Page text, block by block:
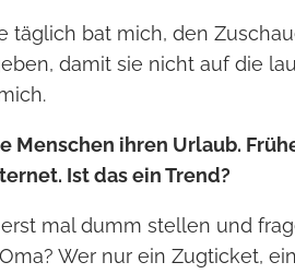
täglich bat mich, den
damit sie nicht auf die
Menschen ihren Urlaub.
Ist das ein Trend?
mal dumm stellen und
Wer nur ein Zugticket,